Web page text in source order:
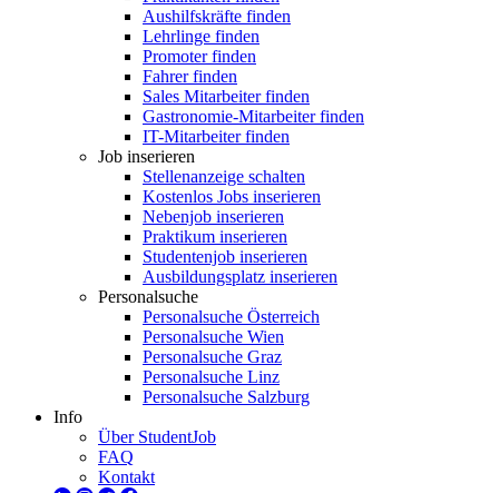
Aushilfskräfte finden
Lehrlinge finden
Promoter finden
Fahrer finden
Sales Mitarbeiter finden
Gastronomie-Mitarbeiter finden
IT-Mitarbeiter finden
Job inserieren
Stellenanzeige schalten
Kostenlos Jobs inserieren
Nebenjob inserieren
Praktikum inserieren
Studentenjob inserieren
Ausbildungsplatz inserieren
Personalsuche
Personalsuche Österreich
Personalsuche Wien
Personalsuche Graz
Personalsuche Linz
Personalsuche Salzburg
Info
Über StudentJob
FAQ
Kontakt